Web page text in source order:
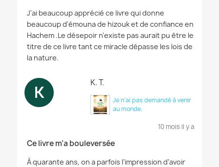
J'ai beaucoup apprécié ce livre qui donne
beaucoup d'émouna de hizouk et de confiance en
Hachem .Le désepoir n'existe pas aurait pu être le
titre de ce livre tant ce miracle dépasse les lois de
la nature.
K K. T.
Je n’ai pas demandé à venir
au monde.
10 mois il y a
Ce livre m’a bouleversée
À quarante ans, on a parfois l’impression d’avoir